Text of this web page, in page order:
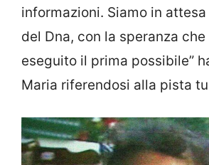
informazioni. Siamo in attesa
del Dna, con la speranza
eseguito il prima possibile”
Maria riferendosi alla pista